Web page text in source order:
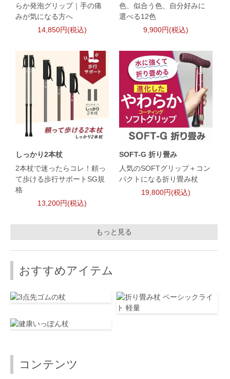
らか発泡グリップ｜手の痛
みが気になる方へ
14,850円(税込)
色、似合う色、自分好みに
選べる12色
9,900円(税込)
しっかり2本杖
2本杖で迷ったらコレ！頼っ
て歩ける歩行サポートSG規
格
13,200円(税込)
SOFT-G 折り畳み
人気のSOFTグリップ＋コン
パクトになる折り畳み杖
19,800円(税込)
もっと見る
おすすめアイテム
コンテンツ